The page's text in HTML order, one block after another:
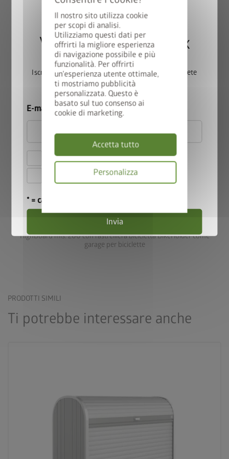
Il nostro sito utilizza cookie
per scopi di analisi.
Utilizziamo questi dati per
offrirti la migliore esperienza
di navigazione possibile e più
funzionalità. Per offrirti
un'esperienza utente ottimale,
ti mostriamo pubblicità
personalizzata. Questo è
basato sul tuo consenso ai
cookie di marketing.
Accetta tutto
Personalizza
privacy
HighBoard mis. 200 come box per un massimo di 3 bidoni della
spazzatura da 240 l ciascuno
HighBoard mis. 200 con rastrelliera bicicletta BikeHolder come
garage per biciclette
PRODOTTI SIMILI
Ti potrebbe interessare anche
Vincete una StyleBox
Iscrivetevi ora alla nostra newsletter e parteciperete
automaticamente all’estrazione.
E-mail
Accetto lenorme sulla privacy.
termini e le condizioni di
partecipazione.
* = campo obbligatorio
Invia